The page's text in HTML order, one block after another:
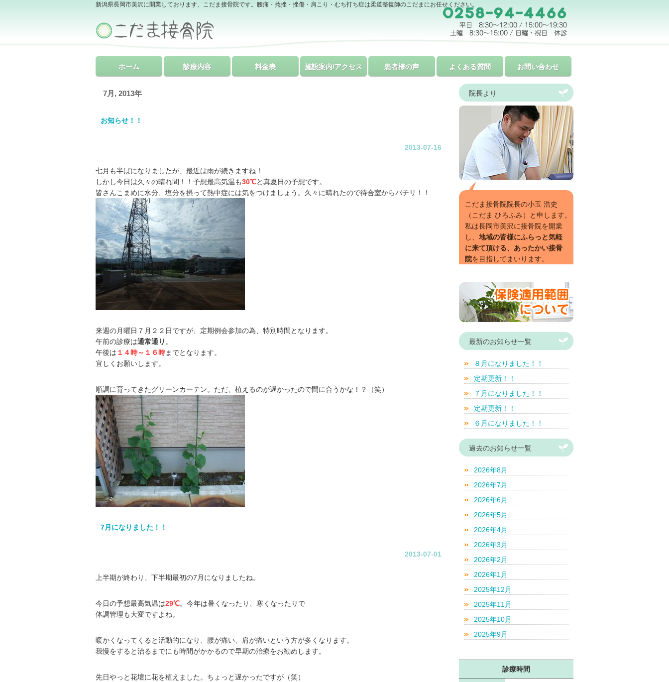
新潟県長岡市美沢に開業しております、こだま接骨院です。腰痛・捻挫・挫傷・肩こり・むち打ち症は柔道整復師のこだまにお任せください。
ホーム 診療内容 料金表 施設案内/アクセス 患者様の声 よくある質問 お問い合わせ
院長より
こだま接骨院院長の小玉 浩史
（こだま ひろふみ）と申します。
私は長岡市美沢に接骨院を開業
し、 地域の皆様にふらっと気軽
に来て頂ける、あったかい接骨
院を目指してまいります。
最新のお知らせ一覧
８月になりました！！
定期更新！！
７月になりました！！
定期更新！！
６月になりました！！
過去のお知らせ一覧
2026年8月
2026年7月
2026年6月
2026年5月
2026年4月
2026年3月
2026年2月
2026年1月
2025年12月
2025年11月
2025年10月
2025年9月
診療時間
7月, 2013年
お知らせ！！
2013-07-16
七月も半ばになりましたが、最近は雨が続きますね！
しかし今日は久々の晴れ間！！予想最高気温も30℃と真夏日の予想です。
皆さんこまめに水分、塩分を摂って熱中症には気をつけましょう。久々に晴れたので待合室からパチリ！！
来週の月曜日７月２２日ですが、定期例会参加の為、特別時間となります。
午前の診療は通常通り 。
午後は １４時～１６時までとなります。
宜しくお願いします。
順調に育ってきたグリーンカーテン。ただ、植えるのが遅かったので間に合うかな！？（笑）
7月になりました！！
2013-07-01
上半期が終わり、下半期最初の7月になりましたね。
今日の予想最高気温は29℃。今年は暑くなったり、寒くなったりで
体調管理も大変ですよね。
暖かくなってくると活動的になり、腰が痛い、肩が痛いという方が多くなります。
我慢をすると治るまでにも時間がかかるので早期の治療をお勧めします。
先日やっと花壇に花を植えました。ちょっと遅かったですが（笑）